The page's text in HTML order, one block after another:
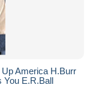
America H.Burr
You E.R.Ball